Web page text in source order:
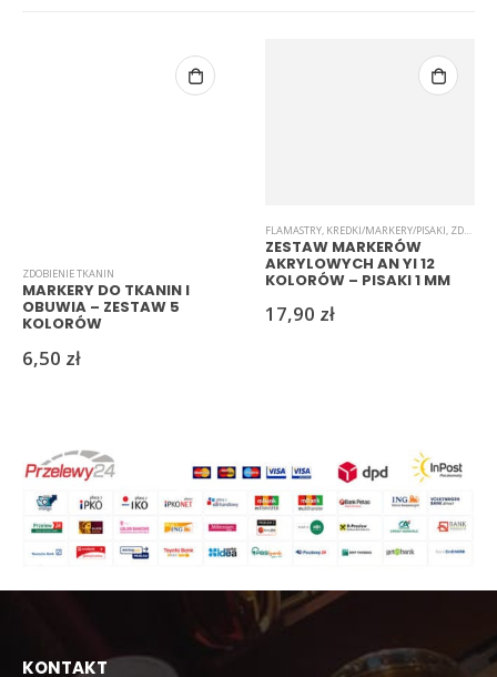
ZDOBIENIE TKANIN
MARKERY DO TKANIN I
OBUWIA – ZESTAW 5
KOLORÓW
6,50 zł
FLAMASTRY, KREDKI/MARKERY/PISAKI, ZDOBIENIE TKANIN
ZESTAW MARKERÓW
AKRYLOWYCH AN YI 12
KOLORÓW – PISAKI 1 MM
DREWNA
17,90 zł
KONTAKT